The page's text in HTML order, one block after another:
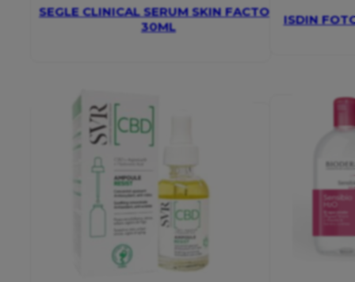
SEGLE CLINICAL SERUM SKIN FACTOR
30ML
ISDIN